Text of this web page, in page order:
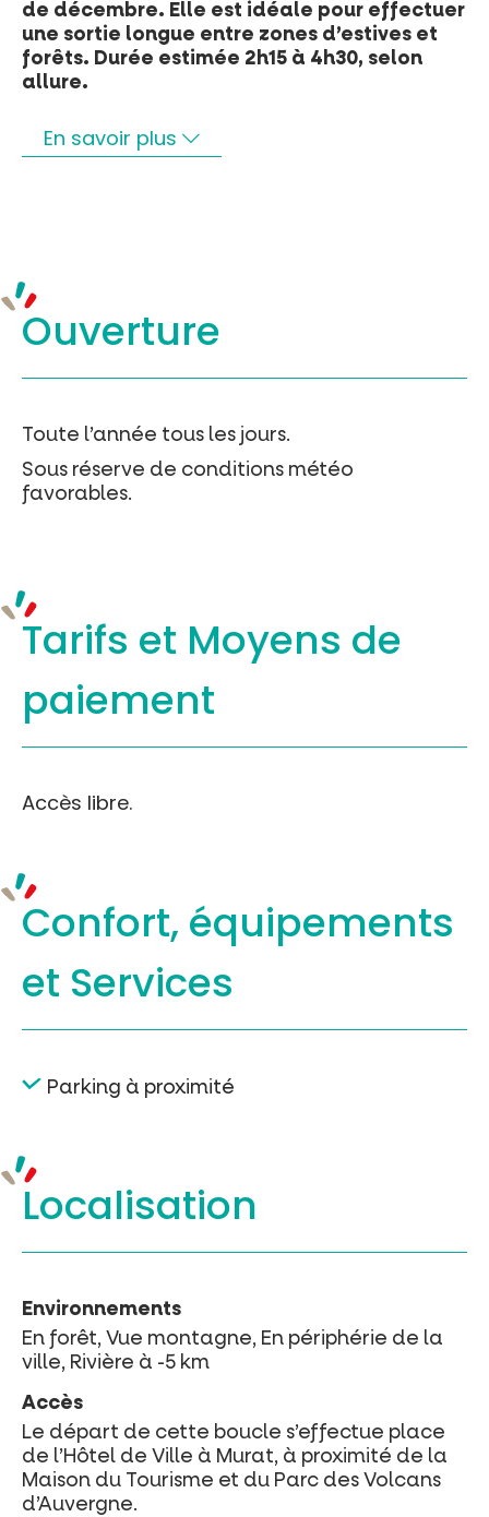
de décembre. Elle est idéale pour effectuer
une sortie longue entre zones d’estives et
forêts. Durée estimée 2h15 à 4h30, selon
allure.
En savoir plus
Ouverture
Toute l’année tous les jours.
Sous réserve de conditions météo
favorables.
Tarifs et Moyens de
paiement
Accès libre.
Confort, équipements
et Services
Parking à proximité
Localisation
Environnements
En forêt, Vue montagne, En périphérie de la
ville, Rivière à -5 km
Accès
Le départ de cette boucle s’effectue place
de l’Hôtel de Ville à Murat, à proximité de la
Maison du Tourisme et du Parc des Volcans
d’Auvergne.